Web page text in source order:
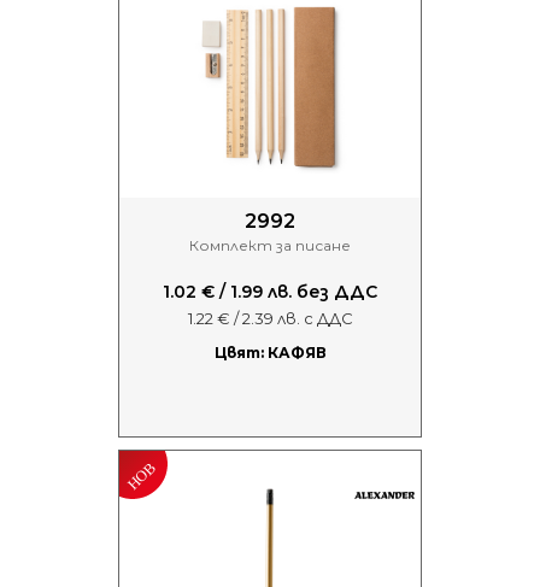
2992
Комплект за писане
1.02 € / 1.99 лв. без ДДС
1.22 € / 2.39 лв. с ДДС
Цвят: КАФЯВ